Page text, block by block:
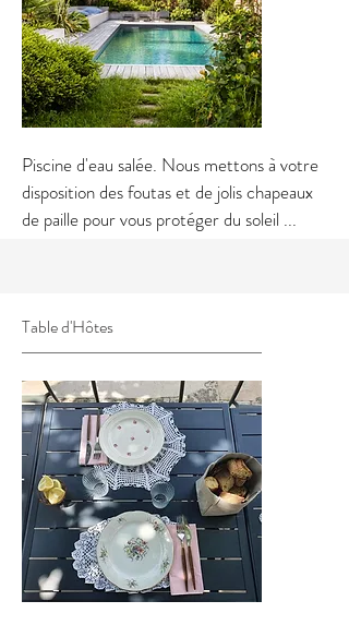
Piscine d'eau salée. Nous mettons à votre
disposition des foutas et de jolis chapeaux
de paille pour vous protéger du soleil ...
Table d'Hôtes